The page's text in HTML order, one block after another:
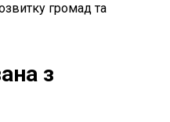
громад та
з